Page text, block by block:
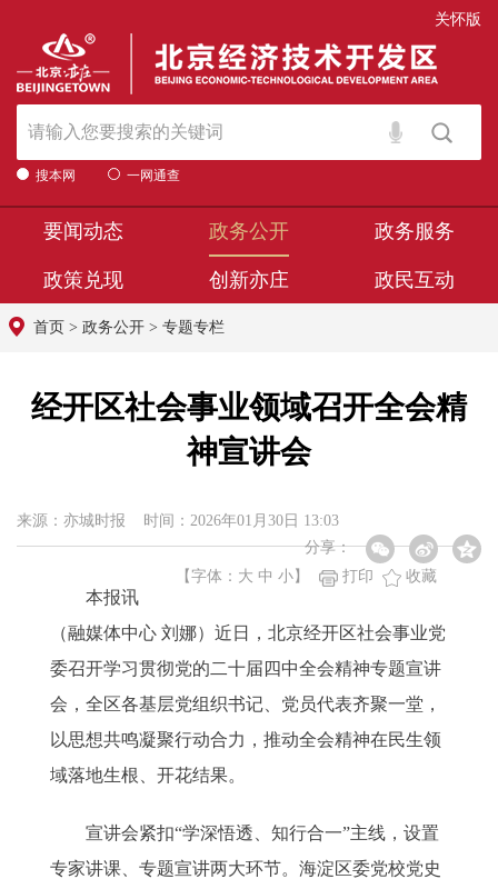
关怀版
搜本网 一网通查
要闻动态 政务公开 政务服务
政策兑现 创新亦庄 政民互动
首页 > 政务公开 > 专题专栏
经开区社会事业领域召开全会精
神宣讲会
来源：亦城时报 时间：2026年01月30日 13:03
分享：
【字体： 大 中 小 】 打印 收藏
本报讯
（融媒体中心 刘娜）近日，北京经开区社会事业党
委召开学习贯彻党的二十届四中全会精神专题宣讲
会，全区各基层党组织书记、党员代表齐聚一堂，
以思想共鸣凝聚行动合力，推动全会精神在民生领
域落地生根、开花结果。
宣讲会紧扣“学深悟透、知行合一”主线，设置
专家讲课、专题宣讲两大环节。海淀区委党校党史